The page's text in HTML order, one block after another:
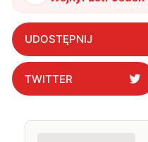
UDOSTĘPNIJ
TWITTER